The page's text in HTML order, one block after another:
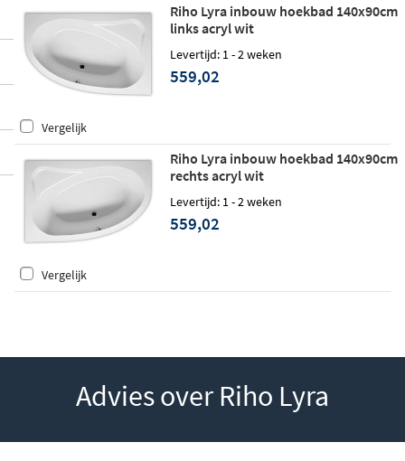
Riho Lyra inbouw hoekbad 140x90cm
links acryl wit
Levertijd: 1 - 2 weken
559,02
Vergelijk
Riho Lyra inbouw hoekbad 140x90cm
rechts acryl wit
Levertijd: 1 - 2 weken
559,02
Vergelijk
Advies over Riho Lyra